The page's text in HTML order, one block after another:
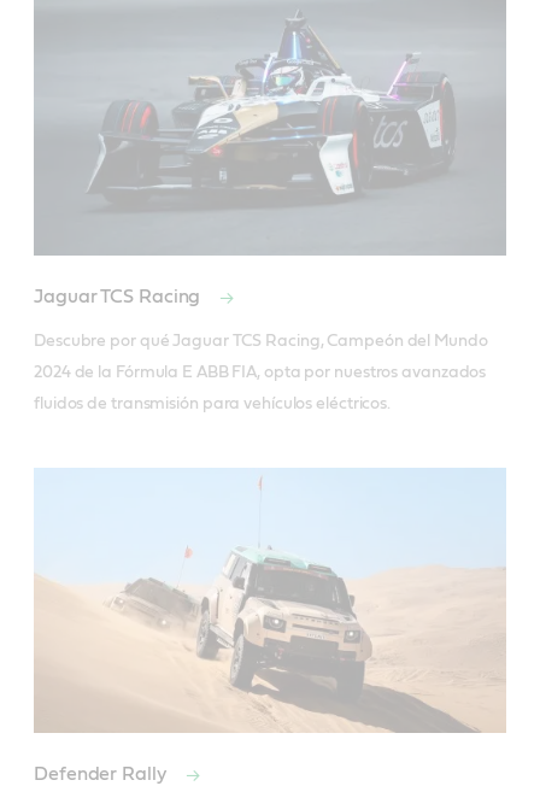
Jaguar TCS Racing
Descubre por qué Jaguar TCS Racing, Campeón del Mundo
2024 de la Fórmula E ABB FIA, opta por nuestros avanzados
fluidos de transmisión para vehículos eléctricos.
Defender Rally